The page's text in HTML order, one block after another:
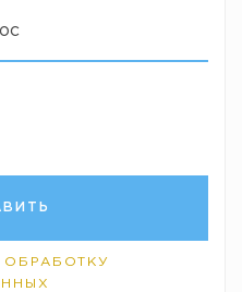
ОБРАБОТКУ